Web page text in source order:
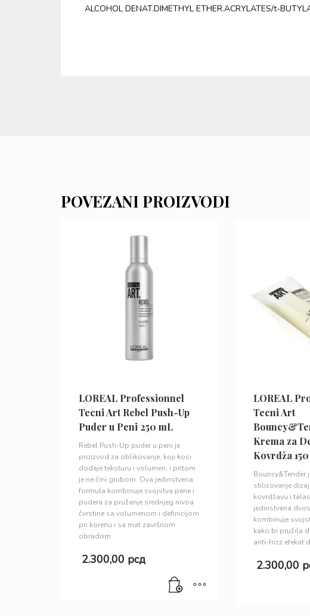
ALCOHOL DENAT.DIMETHYL ETHER.ACRYLATES/t-
POVEZANI PROIZVODI
LOREAL Professionnel
Tecni Art Rebel Push-Up
Puder u Peni 250 mL
Rebel Push-Up puder u peni je
proizvod za oblikovanje, koji kosi
dodaje teksturu i volumen, i pritom
je ne čini grubom. Ova jedinstvena
formula kombinuje svojstva pene i
pudera za pružanje srednjeg nivoa
čvrstine sa volumenom i definicijom
pri korenu i sa mat završnom
obradom.
2.300,00 рсд
LOREAL
Tecni Art
Krema za
Kovrdža
Bouncy&Tender
stilizovanje
kovrdžavu i
jedinstvena
kombinuje
kako bi pružila
anti-frizz efekat
2.300,00